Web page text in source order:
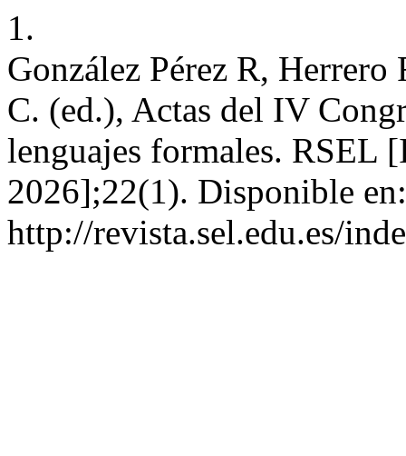
1.
González Pérez R,
C. (ed.), Actas del IV
lenguajes formales. RSEL
2026];22(1). Disponible en:
http://revista.sel.edu.es/